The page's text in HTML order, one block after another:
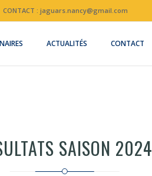
CONTACT : jaguars.nancy@gmail.com
ACTUALITÉS CONTACT
SAISON 2024